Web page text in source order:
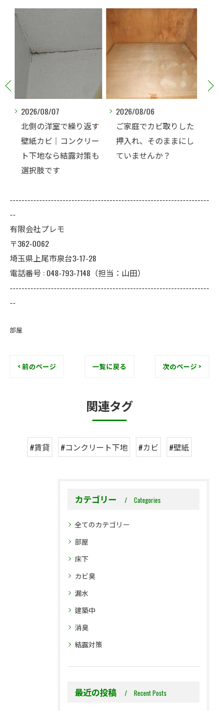
2026/08/06
ご家庭でカビ取りした
押入れ、そのままにし
ていませんか？
2026/08/06
玄関ドアを開けた瞬間
の臭い。壁紙を張替え
ないと解決できないこ
--------------------------------------------------------------------
--
有限会社プレモ
〒362-0062
埼玉県上尾市泉台3-17-28
電話番号 : 048-793-7148（担当：山田）
--------------------------------------------------------------------
--
部屋
< 前のページ 一覧に戻る 次のページ >
関連タグ
#賃貸 #コンクリート下地 #カビ #壁紙
カテゴリー Categories
全てのカテゴリー
部屋
床下
カビ臭
漏水
建築中
消臭
結露対策
最近の投稿 Recent Posts